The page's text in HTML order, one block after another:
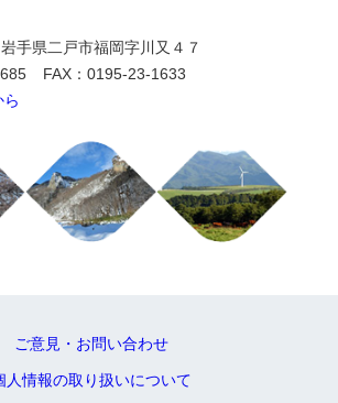
手県二戸市福岡字川又４７
FAX：0195-23-1633
ら
ご意見・お問い合わせ
人情報の取り扱いについて